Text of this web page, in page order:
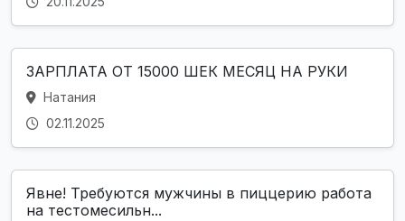
ЗАРПЛАТА ОТ 15000 ШЕК МЕСЯЦ НА РУКИ
Натания
02.11.2025
Явне! Требуются мужчины в пиццерию работа
на тестомесильн...